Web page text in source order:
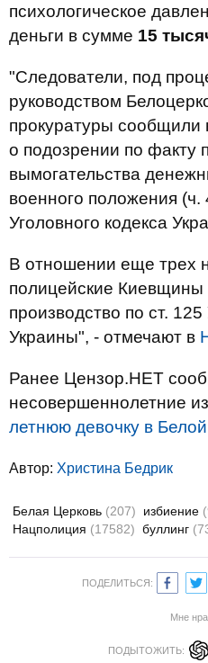
психологическое
деньги в сумме 15
"Следователи, под
руководством
прокуратуры
о подозрении по факту
вымогательства
военного положения (ч.
Уголовного кодекса
В отношении еще трех
полицейские Киевщины
производство по ст.
Украины", - отмечают в
Ранее Цензор.НЕТ
несовершеннолетние
летнюю девочку в
Автор: Христина Бедрик
Белая Церковь (207) избиение
Нацполиция (17582) буллинг
ПОДЕЛИТЬСЯ:
Мне
ПОДЫТОЖИТЬ: